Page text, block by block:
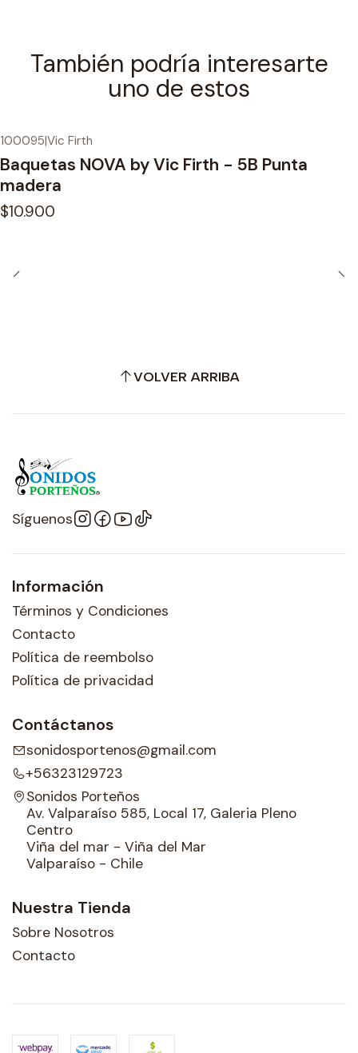
También podría interesarte
uno de estos
100095|Vic Firth
Baquetas NOVA by Vic Firth - 5B Punta
madera
$10.900
VOLVER ARRIBA
Síguenos
Información
Términos y Condiciones
Contacto
Política de reembolso
Política de privacidad
Contáctanos
sonidosportenos@gmail.com
+56323129723
Sonidos Porteños
Av. Valparaíso 585, Local 17, Galeria Pleno
Centro
Viña del mar - Viña del Mar
Valparaíso - Chile
Nuestra Tienda
Sobre Nosotros
Contacto